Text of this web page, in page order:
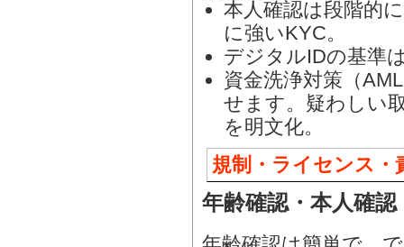
本人確認は段階的
に強いKYC。
デジタルIDの基準
資金洗浄対策（
せます。疑わしい
を明文化。
規制・ライセンス・
年齢確認・本人確